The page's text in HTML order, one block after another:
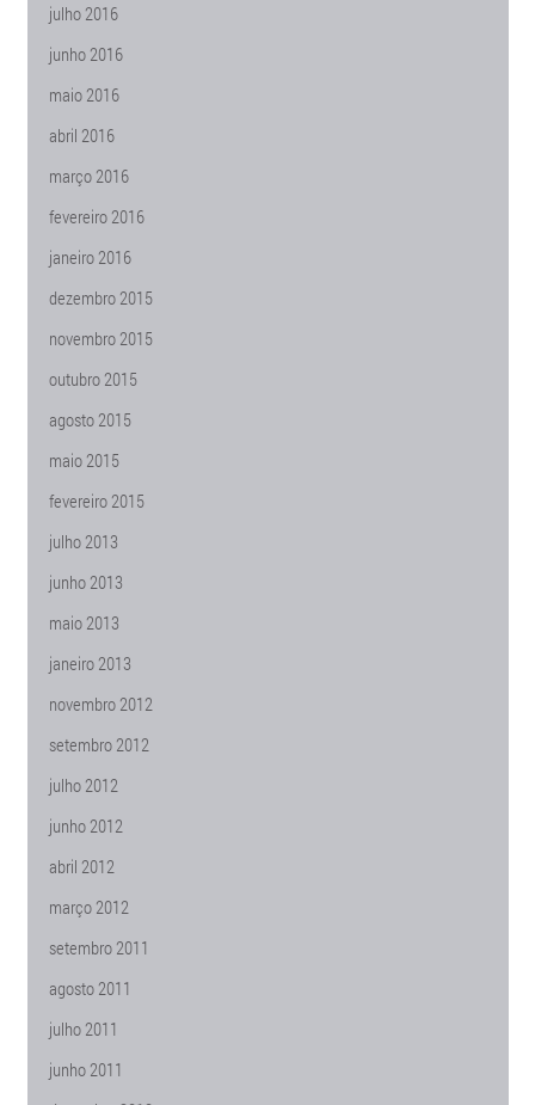
julho 2016
junho 2016
maio 2016
abril 2016
março 2016
fevereiro 2016
janeiro 2016
dezembro 2015
novembro 2015
outubro 2015
agosto 2015
maio 2015
fevereiro 2015
julho 2013
junho 2013
maio 2013
janeiro 2013
novembro 2012
setembro 2012
julho 2012
junho 2012
abril 2012
março 2012
setembro 2011
agosto 2011
julho 2011
junho 2011